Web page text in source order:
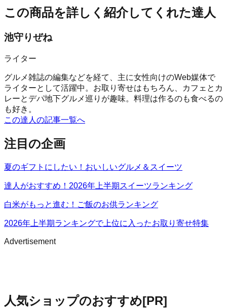
この商品を詳しく紹介してくれた達人
池守りぜね
ライター
グルメ雑誌の編集などを経て、主に女性向けのWeb媒体で
ライターとして活躍中。お取り寄せはもちろん、カフェとカ
レーとデパ地下グルメ巡りが趣味。料理は作るのも食べるの
も好き。
この達人の記事一覧へ
注目の企画
夏のギフトにしたい！おいしいグルメ＆スイーツ
達人がおすすめ！2026年上半期スイーツランキング
白米がもっと進む！ご飯のお供ランキング
2026年上半期ランキングで上位に入ったお取り寄せ特集
Advertisement
人気ショップのおすすめ[PR]